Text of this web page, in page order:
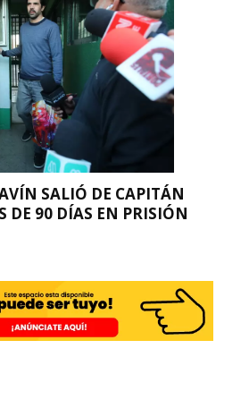
SALIÓ DE CAPITÁN
DE 90 DÍAS EN PRISIÓN